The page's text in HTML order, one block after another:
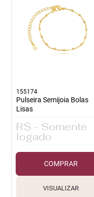
155174
Pulseira Semijoia Bolas
Lisas
R$ - Somente
logado
COMPRAR
VISUALIZAR